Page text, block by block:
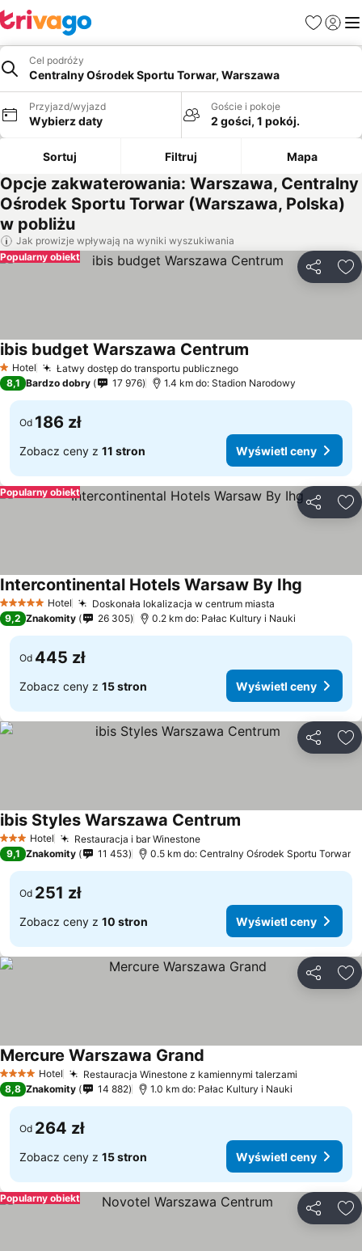
Ulubione
Cel podróży
Centralny Ośrodek Sportu Torwar, Warszawa
Przyjazd/wyjazd
Wybierz daty
Goście i pokoje
2 gości, 1 pokój.
Sortuj Filtruj Mapa
Opcje zakwaterowania: Warszawa, Centralny
Ośrodek Sportu Torwar (Warszawa, Polska)
w pobliżu
Jak prowizje wpływają na wyniki wyszukiwania
Popularny obiekt
1 Kategoria
Hotel Łatwy dostęp do transportu publicznego
ibis budget Warszawa Centrum
8,1 Bardzo dobry 17 976 1.4 km do: Stadion Narodowy
Od 186 zł
Zobacz ceny z 11 stron Wyświetl ceny
Popularny obiekt
5 KategoriaHotel Doskonała lokalizacja w centrum miasta
Intercontinental Hotels Warsaw By Ihg
9,2 Znakomity 26 305 0.2 km do: Pałac Kultury i Nauki
Od 445 zł
Zobacz ceny z 15 stron Wyświetl ceny
3 Kategoria
Hotel Restauracja i bar Winestone
ibis Styles Warszawa Centrum
9,1 Znakomity 11 453 0.5 km do: Centralny Ośrodek Sportu Torwar
Od 251 zł
Zobacz ceny z 10 stron Wyświetl ceny
4 KategoriaHotel Restauracja Winestone z kamiennymi talerzami
Mercure Warszawa Grand
8,8 Znakomity 14 882 1.0 km do: Pałac Kultury i Nauki
Od 264 zł
Zobacz ceny z 15 stron Wyświetl ceny
Popularny obiekt